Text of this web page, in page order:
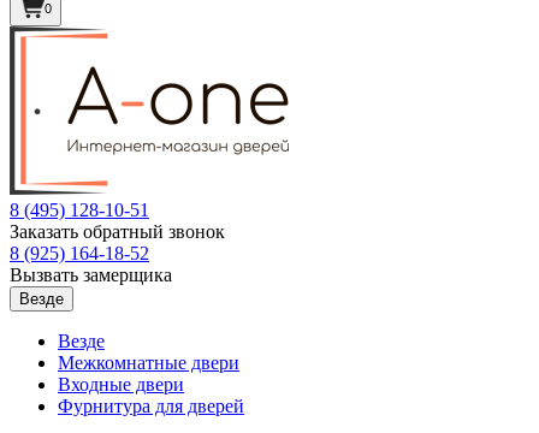
0
8 (495) 128-10-51
Заказать обратный звонок
8 (925) 164-18-52
Вызвать замерщика
Везде
Везде
Межкомнатные двери
Входные двери
Фурнитура для дверей